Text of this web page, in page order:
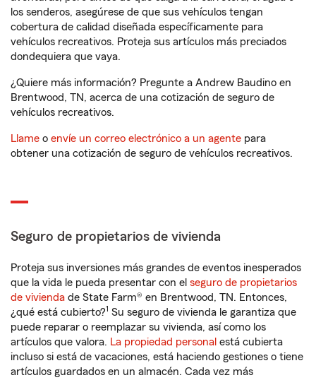
los senderos, asegúrese de que sus vehículos tengan
cobertura de calidad diseñada específicamente para
vehículos recreativos. Proteja sus artículos más preciados
dondequiera que vaya.
¿Quiere más información? Pregunte a Andrew Baudino en
Brentwood, TN, acerca de una cotización de seguro de
vehículos recreativos.
Llame o envíe un correo electrónico a un agente para
obtener una cotización de seguro de vehículos recreativos.
Seguro de propietarios de vivienda
Proteja sus inversiones más grandes de eventos inesperados
que la vida le pueda presentar con el seguro de propietarios
de vivienda de State Farm® en Brentwood, TN. Entonces,
¿qué está cubierto?1 Su seguro de vivienda le garantiza que
puede reparar o reemplazar su vivienda, así como los
artículos que valora. La propiedad personal está cubierta
incluso si está de vacaciones, está haciendo gestiones o tiene
artículos guardados en un almacén. Cada vez más